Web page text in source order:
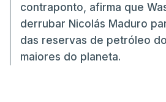
contraponto, afirma que
derrubar Nicolás Maduro
das reservas de petróleo
maiores do planeta.